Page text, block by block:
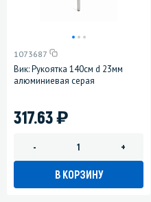
1073687
Вик: Рукоятка 140см d 23мм
алюминиевая серая
317.63)
- +
В КОРЗИНУ